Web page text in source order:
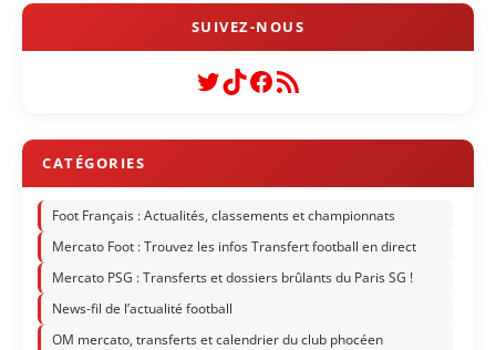
Twitter
TikTok
Facebook
Flux RSS
Foot Français : Actualités, classements et championnats
Mercato Foot : Trouvez les infos Transfert football en direct
Mercato PSG : Transferts et dossiers brûlants du Paris SG !
News-fil de l’actualité football
OM mercato, transferts et calendrier du club phocéen